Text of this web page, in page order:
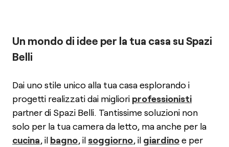
Un mondo di idee per la tua casa su Spazi
Belli
Dai uno stile unico alla tua casa esplorando i
progetti realizzati dai migliori professionisti
partner di Spazi Belli. Tantissime soluzioni non
solo per la tua camera da letto, ma anche per la
cucina, il bagno, il soggiorno, il giardinoe per